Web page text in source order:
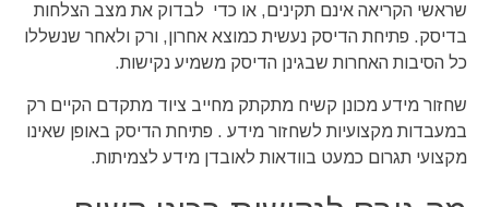
שראשי הקריאה אינם תקינים, או כדי לבדוק את מצב הצלחות
בדיסק. פתיחת הדיסק נעשית כמוצא אחרון, ורק ולאחר שנשללו
כל הסיבות האחרות שבגינן הדיסק משמיע נקישות.
שחזור מידע מכונן קשיח מתקתק מחייב ציוד מתקדם הקיים רק
במעבדות מקצועיות לשחזור מידע . פתיחת הדיסק באופן שאינו
מקצועי תגרום כמעט בוודאות לאובדן מידע לצמיתות.